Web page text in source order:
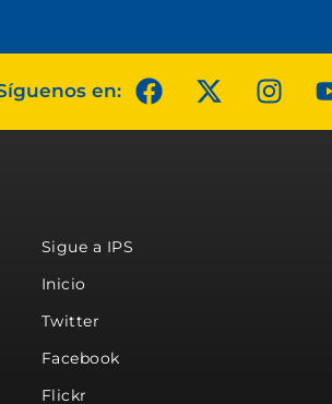
en:
Sigue a IPS
Inicio
Twitter
Facebook
Flickr